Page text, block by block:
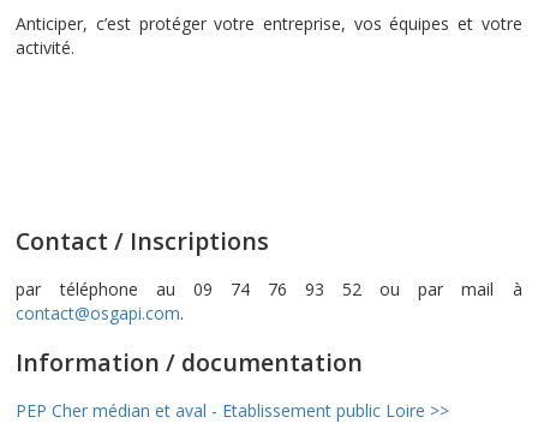
Anticiper, c’est protéger votre entreprise, vos équipes et votre
activité.
Contact / Inscriptions
par téléphone au 09 74 76 93 52 ou par mail à
contact@osgapi.com.
Information / documentation
PEP Cher médian et aval - Etablissement public Loire >>